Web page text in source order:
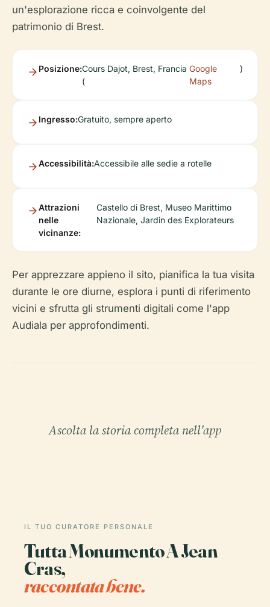
un'esplorazione ricca e coinvolgente del
patrimonio di Brest.
Posizione:Cours Dajot, Brest, Francia
(
Google
Maps
)
Ingresso:Gratuito, sempre aperto
Accessibilità:Accessibile alle sedie a rotelle
Attrazioni
nelle
vicinanze:
Castello di Brest, Museo Marittimo
Nazionale, Jardin des Explorateurs
Per apprezzare appieno il sito, pianifica la tua visita
durante le ore diurne, esplora i punti di riferimento
vicini e sfrutta gli strumenti digitali come l'app
Audiala per approfondimenti.
Ascolta la storia completa nell'app
IL TUO CURATORE PERSONALE
Tutta Monumento A Jean
Cras,
raccontata bene.